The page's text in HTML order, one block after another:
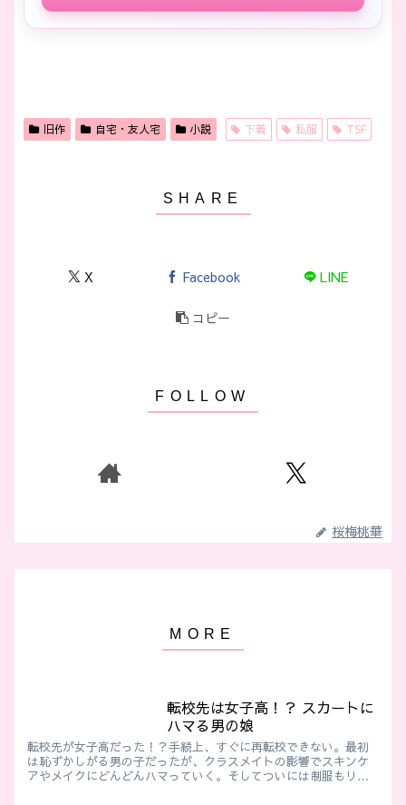
旧作 自宅・友人宅 小説 下着 私服 TSF
X Facebook LINE
コピー
桜梅桃華
転校先は女子高！？ スカートに
ハマる男の娘
転校先が女子高だった！？手続上、すぐに再転校できない。最初
は恥ずかしがる男の子だったが、クラスメイトの影響でスキンケ
アやメイクにどんどんハマっていく。そしてついには制服もリボ